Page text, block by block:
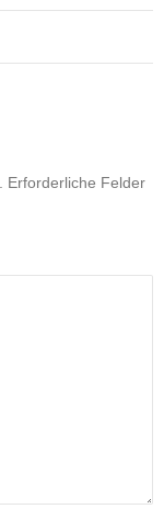
Erforderliche Felder